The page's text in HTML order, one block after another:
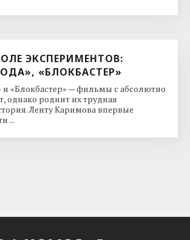
ЭКСПЕРИМЕНТОВ:
«БЛОКБАСТЕР»
и «Блокбастер» — фильмы с абсолютно
однако роднит их трудная
Ленту Каримова впервые
...